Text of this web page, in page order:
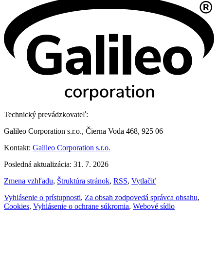
Technický prevádzkovateľ:
Galileo Corporation s.r.o., Čierna Voda 468, 925 06
Kontakt: Galileo Corporation s.r.o.
Posledná aktualizácia: 31. 7. 2026
Zmena vzhľadu, Štruktúra stránok, RSS, Vytlačiť
Vyhlásenie o prístupnosti, Za obsah zodpovedá správca obsahu,
Cookies, Vyhlásenie o ochrane súkromia, Webové sídlo